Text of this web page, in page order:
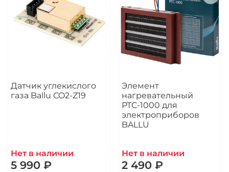
Датчик углекислого
газа Ballu CO2-Z19
Нет в наличии
5 990 ₽
Элемент
нагревательный
РТС-1000 для
электроприборов
BALLU
Нет в наличии
2 490 ₽